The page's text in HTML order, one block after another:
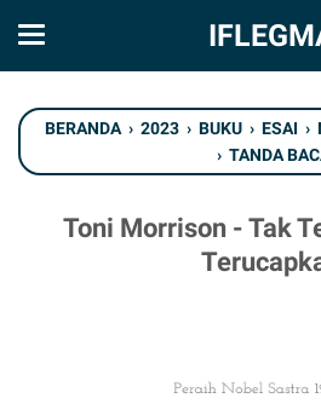
BERANDA › 2023 › BUKU › ESAI ›
› TANDA
Toni Morrison - Tak